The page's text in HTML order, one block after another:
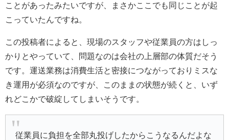
ことがあったみたいですが、まさかここでも同じことが起
こっていたんですね。
この投稿者によると、現場のスタッフや従業員の方はしっ
かりとやっていて、問題なのは会社の上層部の体質だそう
です。運送業務は消費生活と密接につながっておりミスな
き運用が必須なのですが、このままの状態が続くと、いず
れどこかで破綻してしまいそうです。
従業員に負担を全部丸投げしたからこうなるんだよな